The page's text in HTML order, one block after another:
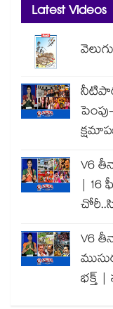
Latest Videos
V6
| 16
V6
భక్త్